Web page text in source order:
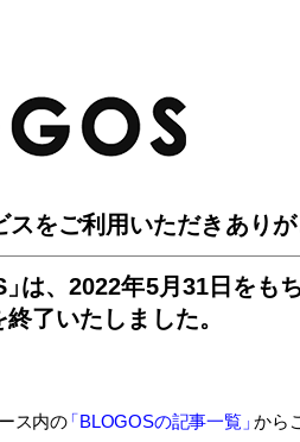
スをご利用いただきありが
」は、2022年5月31日をも
了いたしました。
ス内の「BLOGOSの記事一覧」 から